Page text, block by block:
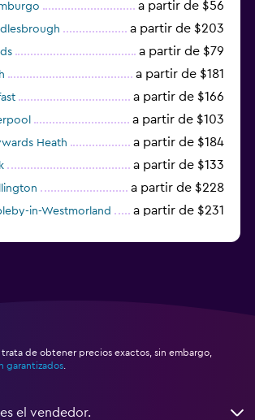
a partir de $56
a partir de $203
a partir de $79
a partir de $181
a partir de $166
a partir de $103
Heath a partir de $184
a partir de $133
a partir de $228
in-Westmorland a partir de $231
de obtener precios exactos, sin embargo,
garantizados
el vendedor.